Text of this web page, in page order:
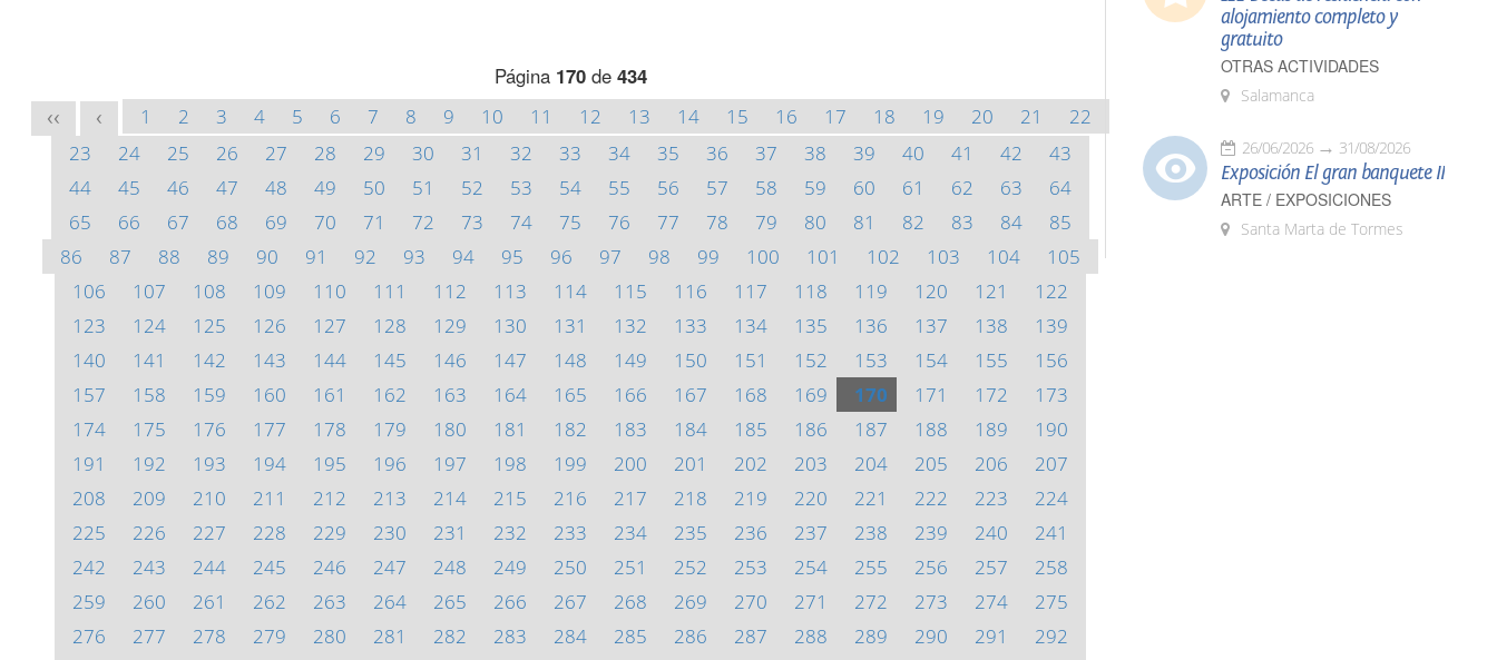
Página 170de 434
<< < 1 2 3 4 5 6 7 8 9 10 11 12 13 14 15 16 17 18 19 20 21
22
23
24 25 26 27 28 29 30 31 32 33 34 35 36 37 38 39 40 41 42
43
44
45 46 47 48 49 50 51 52 53 54 55 56 57 58 59 60 61 62 63
64
65
66 67 68 69 70 71 72 73 74 75 76 77 78 79 80 81 82 83 84
85
86
87 88 89 90 91 92 93 94 95 96 97 98 99 100 101 102 103 104
105
106
107 108 109 110 111 112 113 114 115 116 117 118 119 120 121
122
123
124 125 126 127 128 129 130 131 132 133 134 135 136 137 138
139
140
141 142 143 144 145 146 147 148 149 150 151 152 153 154 155
156
157
158 159 160 161 162 163 164 165 166 167 168 169 170 171 172
173
174
175 176 177 178 179 180 181 182 183 184 185 186 187 188 189
190
191
192 193 194 195 196 197 198 199 200 201 202 203 204 205 206
207
208
209 210 211 212 213 214 215 216 217 218 219 220 221 222 223
224
225
226 227 228 229 230 231 232 233 234 235 236 237 238 239 240
241
242
243 244 245 246 247 248 249 250 251 252 253 254 255 256 257
258
259
260 261 262 263 264 265 266 267 268 269 270 271 272 273 274
275
276
277 278 279 280 281 282 283 284 285 286 287 288 289 290 291
292
alojamiento completo y
gratuito
OTRAS ACTIVIDADES
Salamanca
26/06/2026 31/08/2026
Exposición El gran banquete II
ARTE / EXPOSICIONES
Santa Marta de Tormes